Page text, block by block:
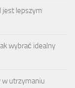
jest lepszym
wybrać idealny
w utrzymaniu